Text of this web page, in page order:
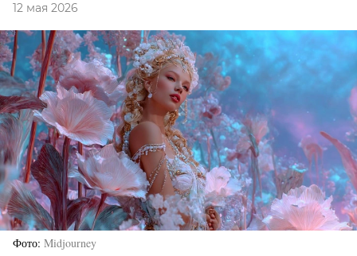
12 мая 2026
Фото Midjourney